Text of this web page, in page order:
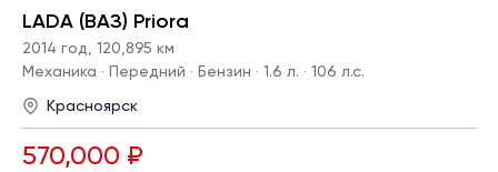
LADA (ВАЗ) Priora
2014 год
120,895 км
Механика · Передний · Бензин · 1.6 л. · 106 л.с.
Красноярск
570,000 ₽